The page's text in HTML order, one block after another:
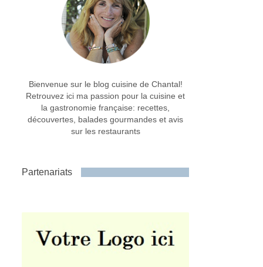
Bienvenue sur le blog cuisine de Chantal!
Retrouvez ici ma passion pour la cuisine et
la gastronomie française: recettes,
découvertes, balades gourmandes et avis
sur les restaurants
Partenariats